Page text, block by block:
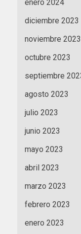
enero 2024
diciembre 2023
noviembre 2023
octubre 2023
septiembre
agosto 2023
julio 2023
junio 2023
mayo 2023
abril 2023
marzo 2023
febrero 2023
enero 2023